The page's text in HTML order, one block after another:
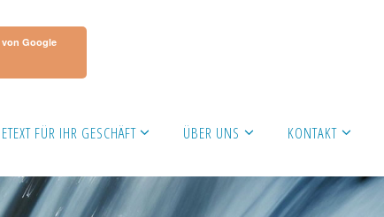
FÜR IHR GESCHÄFT ÜBER UNS KONTAKT
Google